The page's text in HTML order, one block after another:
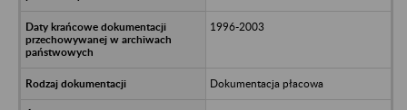
1996-2003
Dokumentacja płacowa